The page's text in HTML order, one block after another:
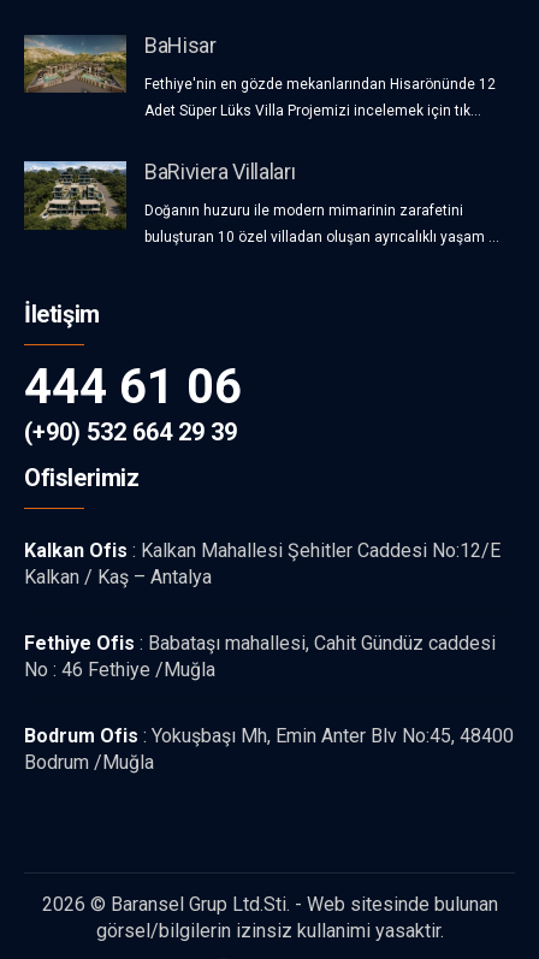
BaHisar
Fethiye'nin en gözde mekanlarından Hisarönünde 12
Adet Süper Lüks Villa Projemizi incelemek için tık...
BaRiviera Villaları
Doğanın huzuru ile modern mimarinin zarafetini
buluşturan 10 özel villadan oluşan ayrıcalıklı yaşam ...
İletişim
444 61 06
(+90) 532 664 29 39
Ofislerimiz
Kalkan Ofis : Kalkan Mahallesi Şehitler Caddesi No:12/E
Kalkan / Kaş – Antalya
Fethiye Ofis : Babataşı mahallesi, Cahit Gündüz caddesi
No : 46 Fethiye /Muğla
Bodrum Ofis : Yokuşbaşı Mh, Emin Anter Blv No:45, 48400
Bodrum /Muğla
2026 © Baransel Grup Ltd.Sti. - Web sitesinde bulunan
görsel/bilgilerin izinsiz kullanimi yasaktir.